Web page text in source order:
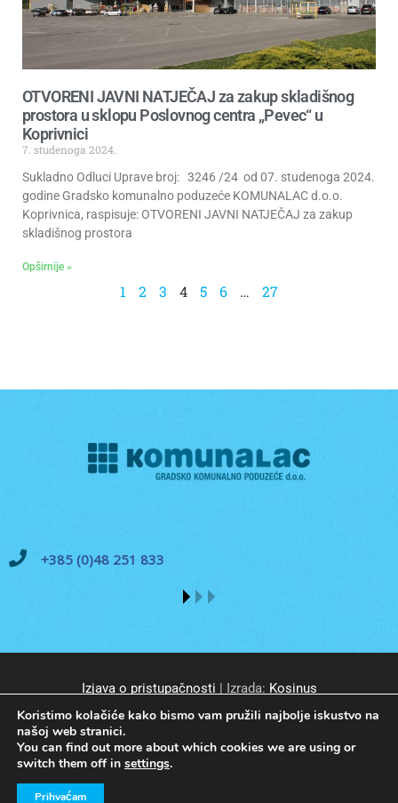
OTVORENI JAVNI NATJEČAJ za zakup skladišnog
prostora u sklopu Poslovnog centra „Pevec“ u
Koprivnici
7. studenoga 2024.
Sukladno Odluci Uprave broj: 3246 /24 od 07. studenoga 2024.
godine Gradsko komunalno poduzeće KOMUNALAC d.o.o.
Koprivnica, raspisuje: OTVORENI JAVNI NATJEČAJ za zakup
skladišnog prostora
Opširnije »
1 2 3 4 5 6 … 27
+385 (0)48 251 833
Izjava o pristupačnosti | Izrada: Kosinus
© GKP Komunalac Koprivnica d.o.o. Sva prava pridržana.
Koristimo kolačiće kako bismo vam pružili najbolje iskustvo na
našoj web stranici.
You can find out more about which cookies we are using or
switch them off in settings.
Prihvaćam